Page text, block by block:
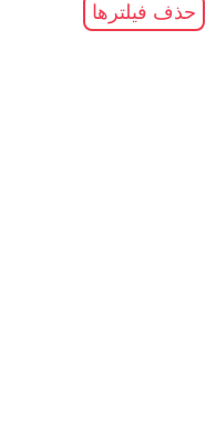
حذف فیلترها